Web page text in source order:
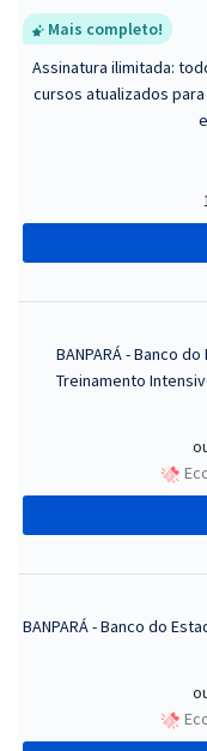
Mais completo!
Assinatura ilimitada:
cursos atualizados
BANPARÁ - Banco
Treinamento
BANPARÁ - Banco do